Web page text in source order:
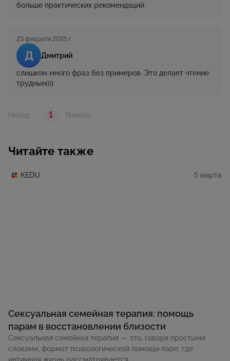
больше практических рекомендаций
Д Дмитрий
23 февраля 2025 г.
cлишком много фраз без примеров. Это делает чтение
трудным)))
Назад 1 Вперед
Читайте также
KEDU 5 марта
Сексуальная семейная терапия: помощь
парам в восстановлении близости
Сексуальная семейная терапия — это, говоря простыми
словами, формат психологической помощи паре, где
интимная жизнь рассматривается...